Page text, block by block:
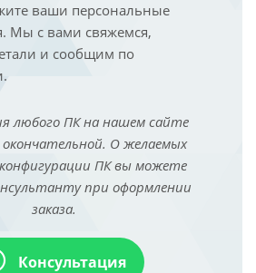
ваши персональные
Мы с вами свяжемся,
и сообщим по
любого ПК на нашем сайте
окончательной. О желаемых
ПК вы можете
при оформлении
заказа.
Консультация